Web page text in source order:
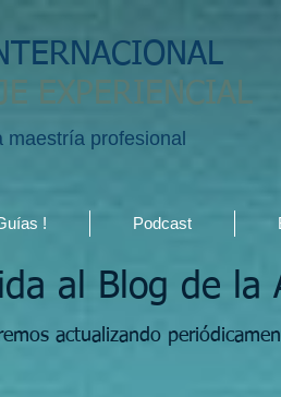
EXPERIENCIAL
profesional
! Podcast
al Blog de la
actualizando